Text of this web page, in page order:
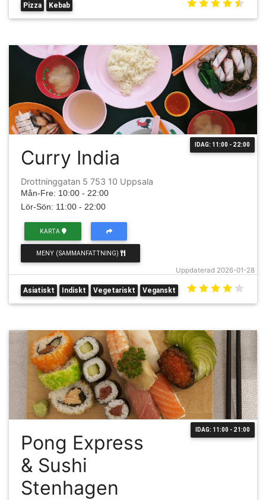
Pizza Kebab
IDAG: 11:00 - 22:00
Curry India
Drottninggatan 5 753 10 Uppsala
Mån-Fre: 10:00 - 22:00
Lör-Sön: 11:00 - 22:00
Uppdaterad 2026-01-28
KARTA
MENY (SAMMANFATTNING)
Asiatiskt Indiskt Vegetariskt Veganskt
IDAG: 11:00 - 21:00
Pong Express
& Sushi
Stenhagen